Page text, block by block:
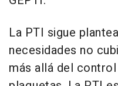
La PTI sigue
necesidades no
más allá del